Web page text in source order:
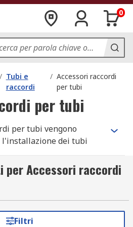
0
/ Tubi e
raccordi
/ Accessori raccordi
per tubi
per tubi
per tubi vengono
dei tubi
per migliorare
come;Tubi in PVC e
coperchi forniscono
per il tubo. I coperchi
solitamente in plastica
per Accessori raccordi
Filtri